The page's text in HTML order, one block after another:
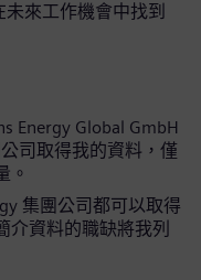
來工作機會中找到
Energy Global GmbH
公司取得我的資料，僅
。
集團公司都可以取得
介資料的職缺將我列